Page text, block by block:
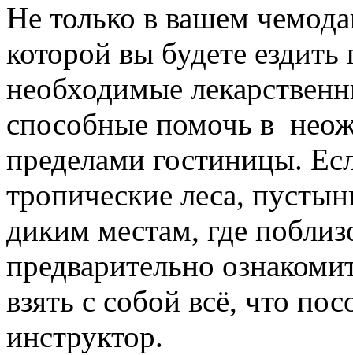
Не только в вашем
которой вы будете
необходимые
способные помочь в
пределами гостиницы.
тропические леса,
диким местам, где
предварительно
взять с собой всё, что
инструктор.